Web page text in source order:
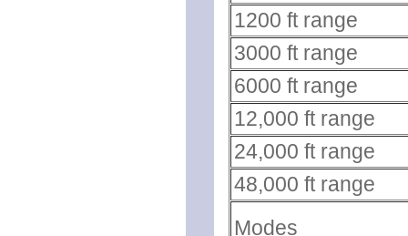
1200 ft range
3000 ft range
6000 ft range
12,000 ft range
24,000 ft range
48,000 ft range
Modes